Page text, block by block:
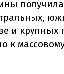
получила
и крупных
к